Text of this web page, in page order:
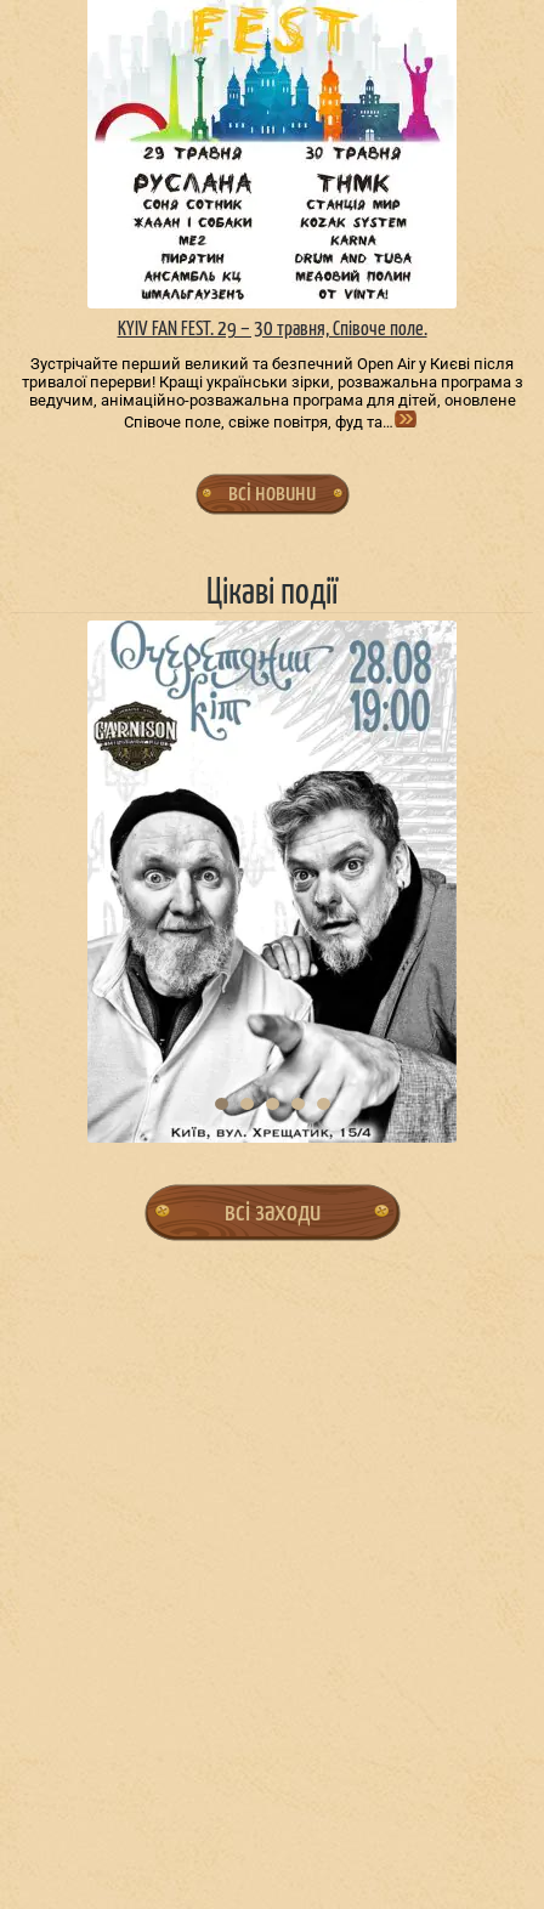
KYIV FAN FEST. 29 – 30 травня, Співоче поле.
Зустрічайте перший великий та безпечний Open Air у Києві після
тривалої перерви! Кращі українськи зірки, розважальна програма з
ведучим, анімаційно-розважальна програма для дітей, оновлене
Співоче поле, свіже повітря, фуд та…
всі новини
Цікаві події
всі заходи